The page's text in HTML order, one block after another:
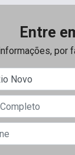
Entre
por